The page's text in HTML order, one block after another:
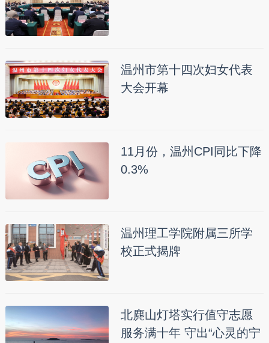
温州市第十四次妇女代表
大会开幕
11月份，温州CPI同比下降
0.3%
温州理工学院附属三所学
校正式揭牌
北麂山灯塔实行值守志愿
服务满十年 守出“心灵的宁